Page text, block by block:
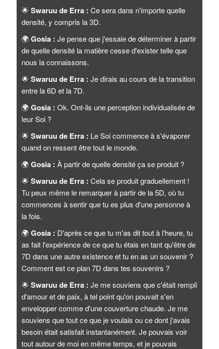
🌟 Swaruu de Erra : Ce sera dans n'importe quelle
densité, y compris la 3D.
🌍 Gosia : Je pense que j'essaie de déterminer à partir
de quelle densité la matière cesse d'exister telle que
nous la connaissons.
🌟 Swaruu de Erra : Je dirais au cours de la transition
entre la 6D et la 7D.
🌍 Gosia : Ok. Ont-ils une perception individualisée de
leur Soi ?
🌟 Swaruu de Erra : Le Soi commence à s'évaporer
quand on ressent être tout le monde.
🌍 Gosia : À partir de quelle densité ça se produit ?
🌟 Swaruu de Erra : Cela se produit graduellement !
Tu peux même le remarquer à partir de la 5D, où tu
commences à sentir que tu es plus d'une personne à
la fois.
🌍 Gosia : D'après ce que tu m'as dit tout à l'heure, tu
as fait l'expérience de ce que tu étais en tant qu'être de
7D dans une autre existence et tu en as un souvenir ?
Comment est ce plan 7D dans tes souvenirs ?
🌟 Swaruu de Erra : Je me souviens que c'était rempli
d'amour et de paix, à tel point qu'on pouvait s'en
envelopper comme d'une couverture chaude. Je me
souviens que tout ce que je voulais ou ce dont j'avais
besoin était satisfait instantanément. Je pouvais voir
tout autour de moi en même temps, et je pouvais